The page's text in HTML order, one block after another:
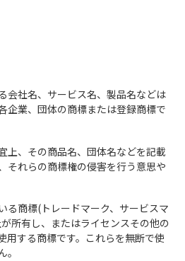
会社名、サービス名、製品名などは
企業、団体の商標または登録商標で
上、その商品名、団体名などを記載
それらの商標権の侵害を行う意思や
る商標(トレードマーク、サービスマ
所有し、またはライセンスその他の
用する商標です。これらを無断で使